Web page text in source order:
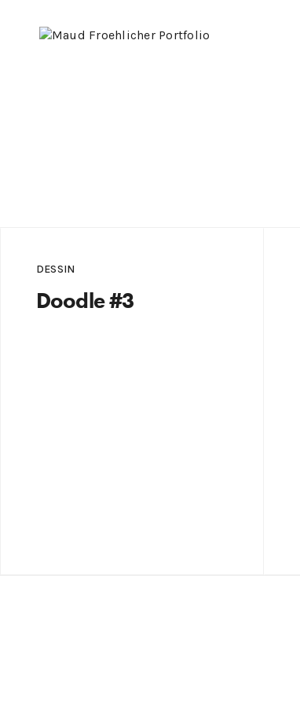
DESSIN
Doodle #3